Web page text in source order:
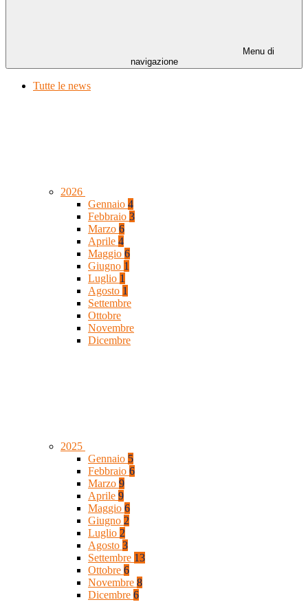
Menu di
navigazione
Tutte le news
2026
Gennaio 4
Febbraio 3
Marzo 6
Aprile 4
Maggio 6
Giugno 1
Luglio 1
Agosto 1
Settembre
Ottobre
Novembre
Dicembre
2025
Gennaio 5
Febbraio 6
Marzo 9
Aprile 9
Maggio 6
Giugno 2
Luglio 2
Agosto 3
Settembre 13
Ottobre 6
Novembre 8
Dicembre 6